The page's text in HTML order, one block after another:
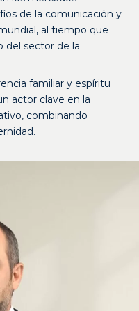
de la comunicación y
al tiempo que
del sector de la
familiar y espíritu
actor clave en la
combinando